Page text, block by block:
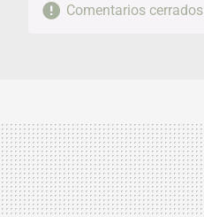
Comentarios cerrados